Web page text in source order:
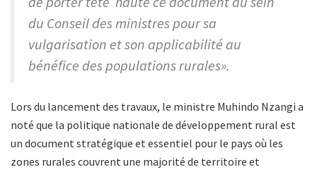
du Conseil des ministres pour sa
vulgarisation et son applicabilité au
bénéfice des populations rurales».
Lors du lancement des travaux, le ministre Muhindo Nzangi a
noté que la politique nationale de développement rural est
un document stratégique et essentiel pour le pays où les
zones rurales couvrent une majorité de territoire et